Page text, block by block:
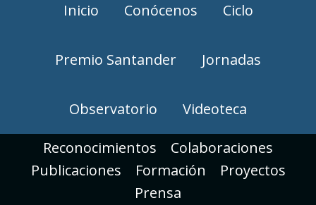
Inicio Conócenos Ciclo
Premio Santander Jornadas
Observatorio Videoteca
Reconocimientos
Colaboraciones
Publicaciones
Formación
Proyectos
Prensa